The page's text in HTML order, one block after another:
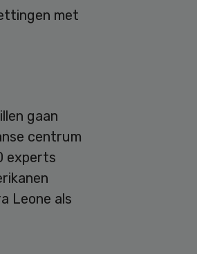
met
gaan
centrum
experts
Leone als